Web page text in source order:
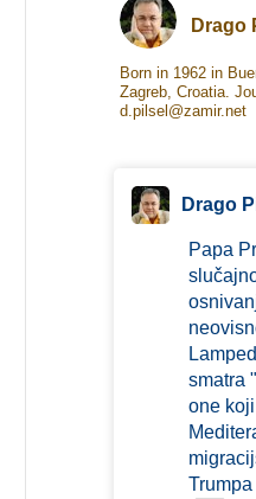
Drago
Born in 1962 in
Zagreb, Croatia.
d.pilsel@zamir.net
Drago
Papa
smatra
one